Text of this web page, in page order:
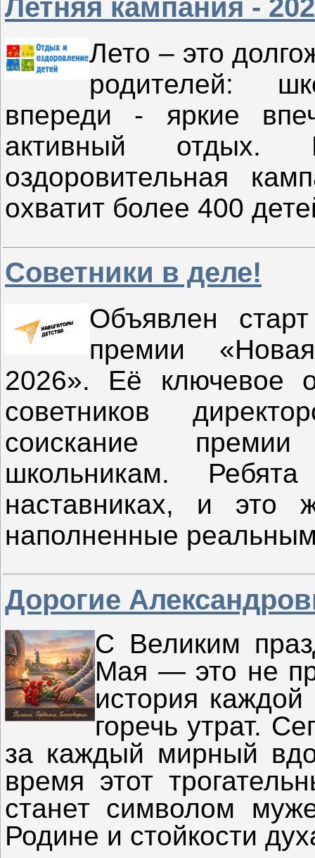
Летняя кампания -
Лето – это
родителей:
впереди - яркие
активный
оздоровительная
охватит более 400
Советники в деле!
Объявлен
премии
2026». Её ключевое
советников
соискание
школьникам.
наставниках, и это
наполненные
Дорогие
С Великим
Мая — это не
история
горечь утрат.
за каждый мирный
время этот
станет символом
Родине и стойкости